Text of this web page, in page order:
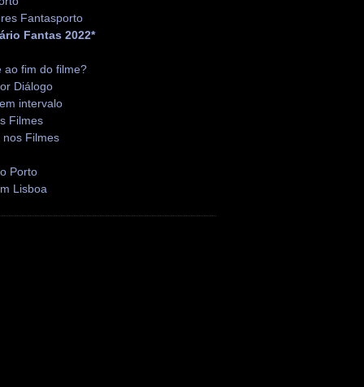
Fantasporto
Fantas 2022*
ao fim do filme?
Diálogo
intervalo
Filmes
nos Filmes
Porto
Lisboa